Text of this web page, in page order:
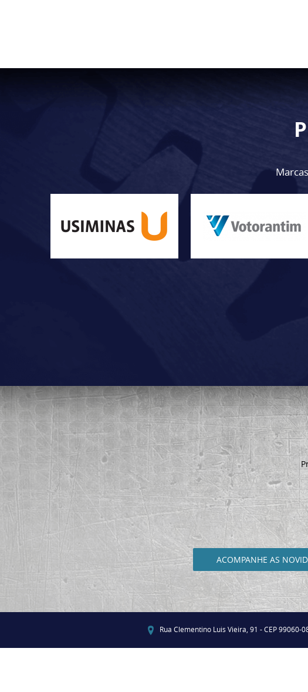
ACOMPANHE AS
Rua Clementino Luis Vieira, 91 - CEP 99060-